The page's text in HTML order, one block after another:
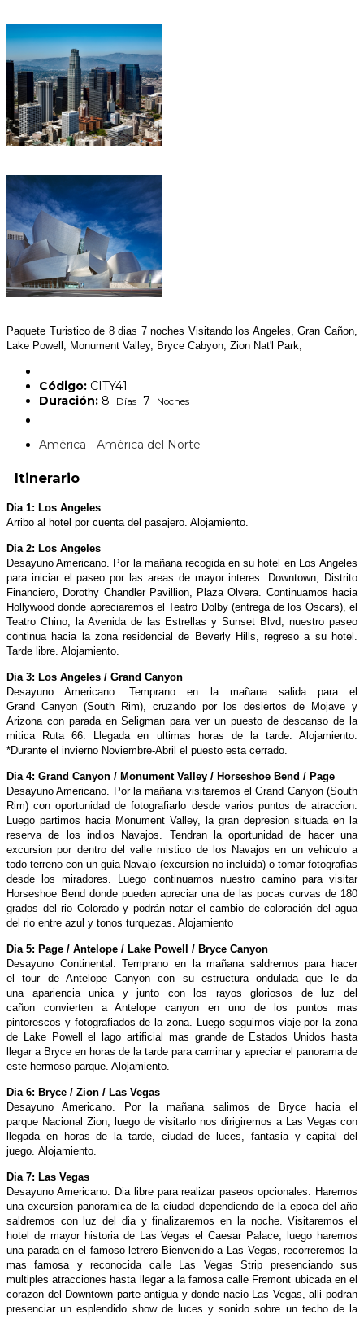
Paquete Turistico de 8 dias 7 noches Visitando los Angeles, Gran Cañon,
Lake Powell, Monument Valley, Bryce Cabyon, Zion Nat'l Park,
Código: CITY41
Duración: 8 Días 7 Noches
América - América del Norte
Itinerario
Dia 1: Los Angeles
Arribo al hotel por cuenta del pasajero. Alojamiento.
Dia 2: Los Angeles
Desayuno Americano. Por la mañana recogida en su hotel en Los Angeles
para iniciar el paseo por las areas de mayor interes: Downtown, Distrito
Financiero, Dorothy Chandler Pavillion, Plaza Olvera. Continuamos hacia
Hollywood donde apreciaremos el Teatro Dolby (entrega de los Oscars), el
Teatro Chino, la Avenida de las Estrellas y Sunset Blvd; nuestro paseo
continua hacia la zona residencial de Beverly Hills, regreso a su hotel.
Tarde libre. Alojamiento.
Dia 3: Los Angeles / Grand Canyon
Desayuno Americano. Temprano en la mañana salida para el
Grand Canyon (South Rim), cruzando por los desiertos de Mojave y
Arizona con parada en Seligman para ver un puesto de descanso de la
mitica Ruta 66. Llegada en ultimas horas de la tarde. Alojamiento.
*Durante el invierno Noviembre-Abril el puesto esta cerrado.
Dia 4: Grand Canyon / Monument Valley / Horseshoe Bend / Page
Desayuno Americano. Por la mañana visitaremos el Grand Canyon (South
Rim) con oportunidad de fotografiarlo desde varios puntos de atraccion.
Luego partimos hacia Monument Valley, la gran depresion situada en la
reserva de los indios Navajos. Tendran la oportunidad de hacer una
excursion por dentro del valle mistico de los Navajos en un vehiculo a
todo terreno con un guia Navajo (excursion no incluida) o tomar fotografias
desde los miradores. Luego continuamos nuestro camino para visitar
Horseshoe Bend donde pueden apreciar una de las pocas curvas de 180
grados del rio Colorado y podrán notar el cambio de coloración del agua
del rio entre azul y tonos turquezas. Alojamiento
Dia 5: Page / Antelope / Lake Powell / Bryce Canyon
Desayuno Continental. Temprano en la mañana saldremos para hacer
el tour de Antelope Canyon con su estructura ondulada que le da
una apariencia unica y junto con los rayos gloriosos de luz del
cañon convierten a Antelope canyon en uno de los puntos mas
pintorescos y fotografiados de la zona. Luego seguimos viaje por la zona
de Lake Powell el lago artificial mas grande de Estados Unidos hasta
llegar a Bryce en horas de la tarde para caminar y apreciar el panorama de
este hermoso parque. Alojamiento.
Dia 6: Bryce / Zion / Las Vegas
Desayuno Americano. Por la mañana salimos de Bryce hacia el
parque Nacional Zion, luego de visitarlo nos dirigiremos a Las Vegas con
llegada en horas de la tarde, ciudad de luces, fantasia y capital del
juego. Alojamiento.
Dia 7: Las Vegas
Desayuno Americano. Dia libre para realizar paseos opcionales. Haremos
una excursion panoramica de la ciudad dependiendo de la epoca del año
saldremos con luz del dia y finalizaremos en la noche. Visitaremos el
hotel de mayor historia de Las Vegas el Caesar Palace, luego haremos
una parada en el famoso letrero Bienvenido a Las Vegas, recorreremos la
mas famosa y reconocida calle Las Vegas Strip presenciando sus
multiples atracciones hasta llegar a la famosa calle Fremont ubicada en el
corazon del Downtown parte antigua y donde nacio Las Vegas, alli podran
presenciar un esplendido show de luces y sonido sobre un techo de la